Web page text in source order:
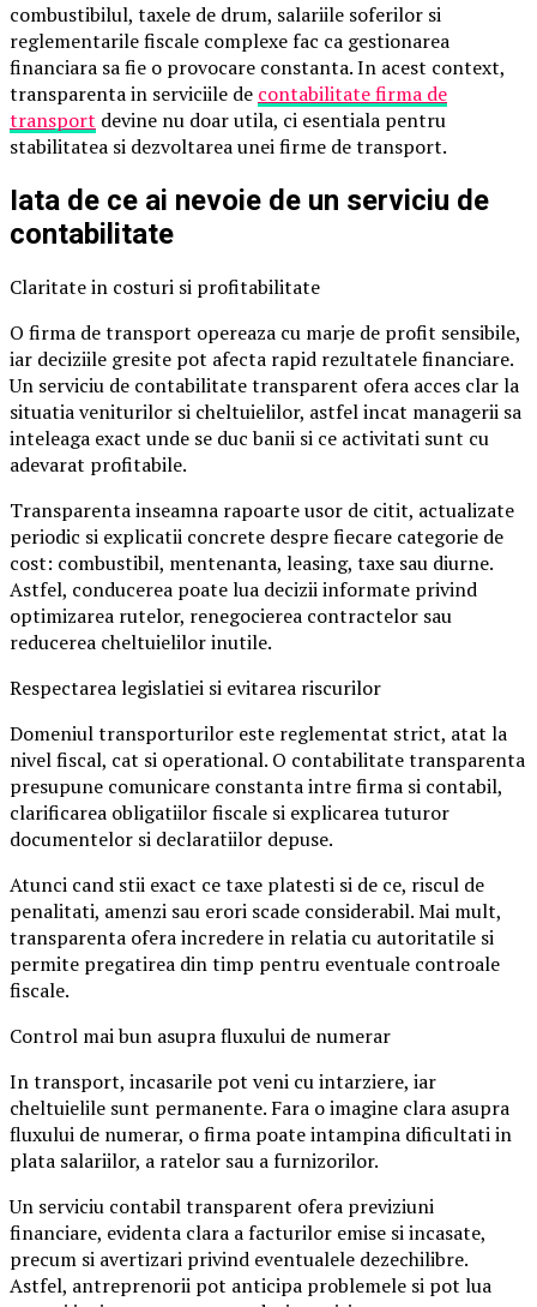
combustibilul, taxele de drum, salariile soferilor si
reglementarile fiscale complexe fac ca gestionarea
financiara sa fie o provocare constanta. In acest context,
transparenta in serviciile de contabilitate firma de
transport devine nu doar utila, ci esentiala pentru
stabilitatea si dezvoltarea unei firme de transport.
Iata de ce ai nevoie de un serviciu de
contabilitate
Claritate in costuri si profitabilitate
O firma de transport opereaza cu marje de profit sensibile,
iar deciziile gresite pot afecta rapid rezultatele financiare.
Un serviciu de contabilitate transparent ofera acces clar la
situatia veniturilor si cheltuielilor, astfel incat managerii sa
inteleaga exact unde se duc banii si ce activitati sunt cu
adevarat profitabile.
Transparenta inseamna rapoarte usor de citit, actualizate
periodic si explicatii concrete despre fiecare categorie de
cost: combustibil, mentenanta, leasing, taxe sau diurne.
Astfel, conducerea poate lua decizii informate privind
optimizarea rutelor, renegocierea contractelor sau
reducerea cheltuielilor inutile.
Respectarea legislatiei si evitarea riscurilor
Domeniul transporturilor este reglementat strict, atat la
nivel fiscal, cat si operational. O contabilitate transparenta
presupune comunicare constanta intre firma si contabil,
clarificarea obligatiilor fiscale si explicarea tuturor
documentelor si declaratiilor depuse.
Atunci cand stii exact ce taxe platesti si de ce, riscul de
penalitati, amenzi sau erori scade considerabil. Mai mult,
transparenta ofera incredere in relatia cu autoritatile si
permite pregatirea din timp pentru eventuale controale
fiscale.
Control mai bun asupra fluxului de numerar
In transport, incasarile pot veni cu intarziere, iar
cheltuielile sunt permanente. Fara o imagine clara asupra
fluxului de numerar, o firma poate intampina dificultati in
plata salariilor, a ratelor sau a furnizorilor.
Un serviciu contabil transparent ofera previziuni
financiare, evidenta clara a facturilor emise si incasate,
precum si avertizari privind eventualele dezechilibre.
Astfel, antreprenorii pot anticipa problemele si pot lua